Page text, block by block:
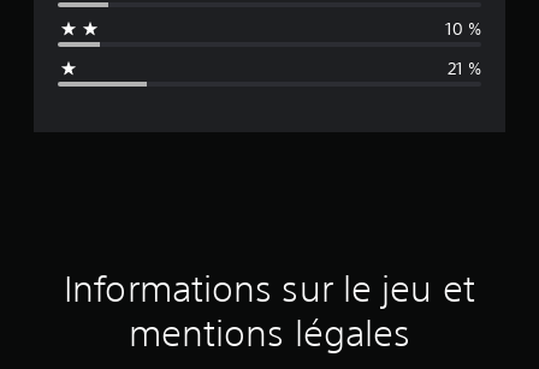
n
d
a
10 %
21 %
Informations sur le jeu et
mentions légales